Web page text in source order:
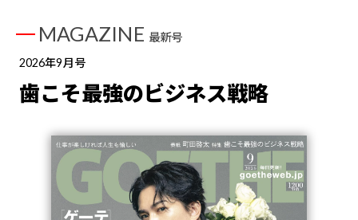
MAGAZINE 最新号
2026年9月号
歯こそ最強のビジネス戦略